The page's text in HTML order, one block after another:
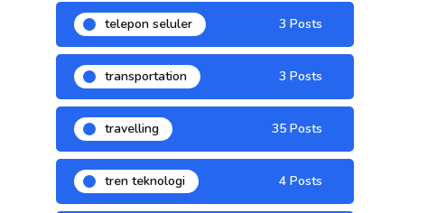
telepon seluler 3 Posts
transportation 3 Posts
travelling 35 Posts
tren teknologi 4 Posts